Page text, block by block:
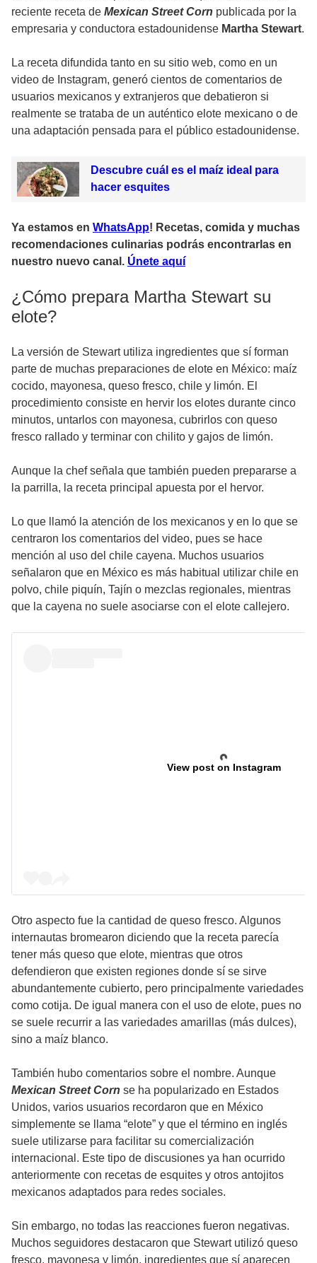
reciente receta de Mexican Street Corn publicada por la
empresaria y conductora estadounidense Martha Stewart.
La receta difundida tanto en su sitio web, como en un
video de Instagram, generó cientos de comentarios de
usuarios mexicanos y extranjeros que debatieron si
realmente se trataba de un auténtico elote mexicano o de
una adaptación pensada para el público estadounidense.
Descubre cuál es el maíz ideal para
hacer esquites
Ya estamos en WhatsApp! Recetas, comida y muchas
recomendaciones culinarias podrás encontrarlas en
nuestro nuevo canal. Únete aquí
¿Cómo prepara Martha Stewart su
elote?
La versión de Stewart utiliza ingredientes que sí forman
parte de muchas preparaciones de elote en México: maíz
cocido, mayonesa, queso fresco, chile y limón. El
procedimiento consiste en hervir los elotes durante cinco
minutos, untarlos con mayonesa, cubrirlos con queso
fresco rallado y terminar con chilito y gajos de limón.
Aunque la chef señala que también pueden prepararse a
la parrilla, la receta principal apuesta por el hervor.
Lo que llamó la atención de los mexicanos y en lo que se
centraron los comentarios del video, pues se hace
mención al uso del chile cayena. Muchos usuarios
señalaron que en México es más habitual utilizar chile en
polvo, chile piquín, Tajín o mezclas regionales, mientras
que la cayena no suele asociarse con el elote callejero.
View post on Instagram
Otro aspecto fue la cantidad de queso fresco. Algunos
internautas bromearon diciendo que la receta parecía
tener más queso que elote, mientras que otros
defendieron que existen regiones donde sí se sirve
abundantemente cubierto, pero principalmente variedades
como cotija. De igual manera con el uso de elote, pues no
se suele recurrir a las variedades amarillas (más dulces),
sino a maíz blanco.
También hubo comentarios sobre el nombre. Aunque
Mexican Street Corn se ha popularizado en Estados
Unidos, varios usuarios recordaron que en México
simplemente se llama “elote” y que el término en inglés
suele utilizarse para facilitar su comercialización
internacional. Este tipo de discusiones ya han ocurrido
anteriormente con recetas de esquites y otros antojitos
mexicanos adaptados para redes sociales.
Sin embargo, no todas las reacciones fueron negativas.
Muchos seguidores destacaron que Stewart utilizó queso
fresco, mayonesa y limón, ingredientes que sí aparecen